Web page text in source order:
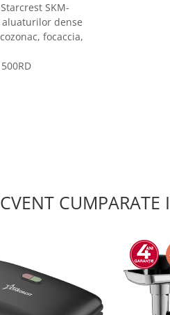
SKM-
aluaturilor dense
focaccia,
CUMPARATE